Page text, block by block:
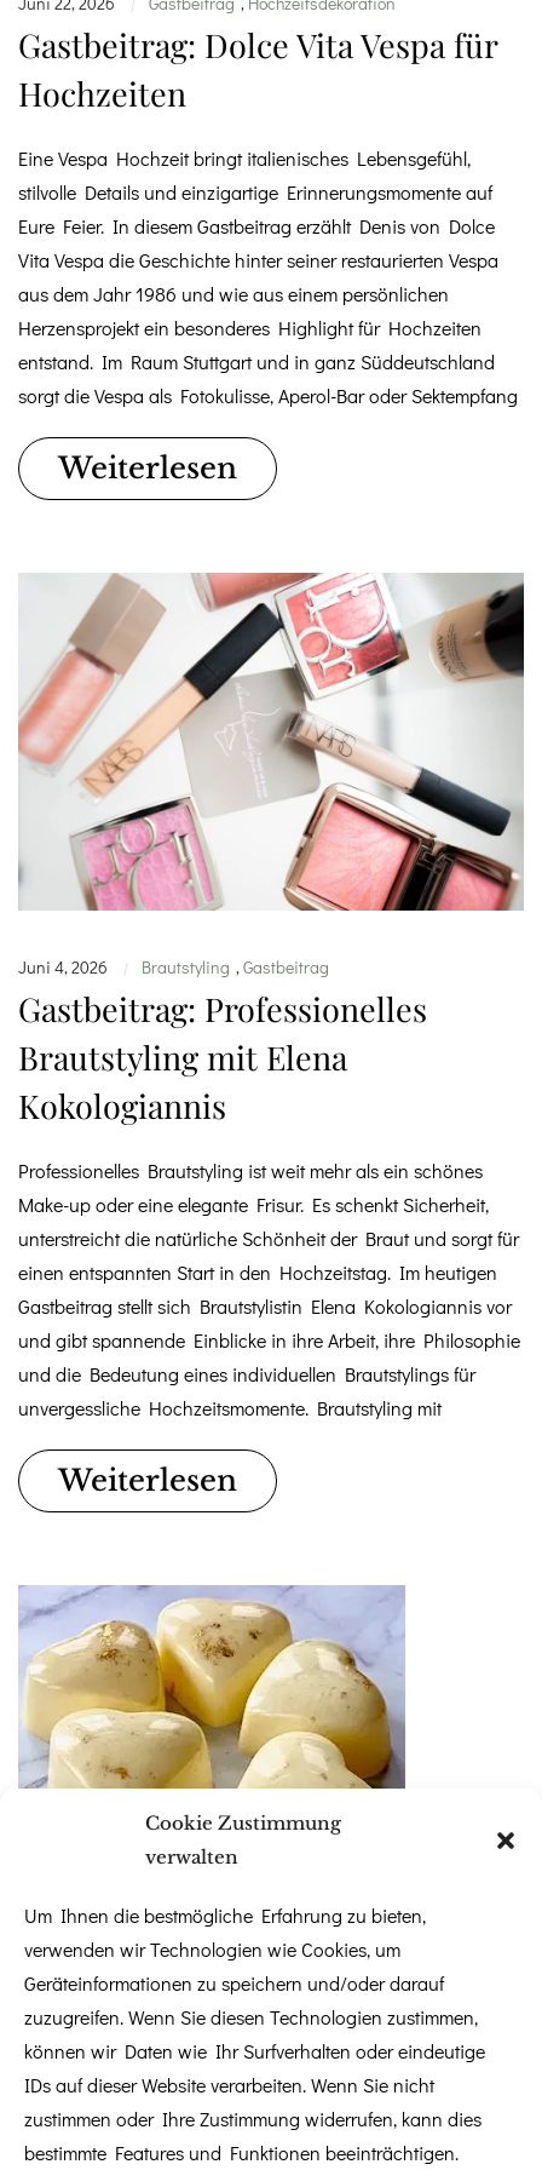
Cookie Zustimmung
verwalten
Um Ihnen die bestmögliche Erfahrung zu bieten,
verwenden wir Technologien wie Cookies, um
Geräteinformationen zu speichern und/oder darauf
zuzugreifen. Wenn Sie diesen Technologien zustimmen,
können wir Daten wie Ihr Surfverhalten oder eindeutige
IDs auf dieser Website verarbeiten. Wenn Sie nicht
zustimmen oder Ihre Zustimmung widerrufen, kann dies
bestimmte Features und Funktionen beeinträchtigen.
|
Gastbeitrag: Dolce Vita Vespa für
Hochzeiten
Eine Vespa Hochzeit bringt italienisches Lebensgefühl,
stilvolle Details und einzigartige Erinnerungsmomente auf
Eure Feier. In diesem Gastbeitrag erzählt Denis von Dolce
Vita Vespa die Geschichte hinter seiner restaurierten Vespa
aus dem Jahr 1986 und wie aus einem persönlichen
Herzensprojekt ein besonderes Highlight für Hochzeiten
entstand. Im Raum Stuttgart und in ganz Süddeutschland
sorgt die Vespa als Fotokulisse, Aperol-Bar oder Sektempfang
Weiterlesen
Juni 4, 2026 | Brautstyling ,Gastbeitrag
Gastbeitrag: Professionelles
Brautstyling mit Elena
Kokologiannis
Professionelles Brautstyling ist weit mehr als ein schönes
Make-up oder eine elegante Frisur. Es schenkt Sicherheit,
unterstreicht die natürliche Schönheit der Braut und sorgt für
einen entspannten Start in den Hochzeitstag. Im heutigen
Gastbeitrag stellt sich Brautstylistin Elena Kokologiannis vor
und gibt spannende Einblicke in ihre Arbeit, ihre Philosophie
und die Bedeutung eines individuellen Brautstylings für
unvergessliche Hochzeitsmomente. Brautstyling mit
Weiterlesen
Juni 1, 2026 | Gastbeitrag ,Gastgeschenke ,Sweet Table
Gastbeitrag: Fine Chocolate &
Pralinenmomente mit Sweet
Passion
Eine Hochzeit lebt von den großen Emotionen, aber oft sind